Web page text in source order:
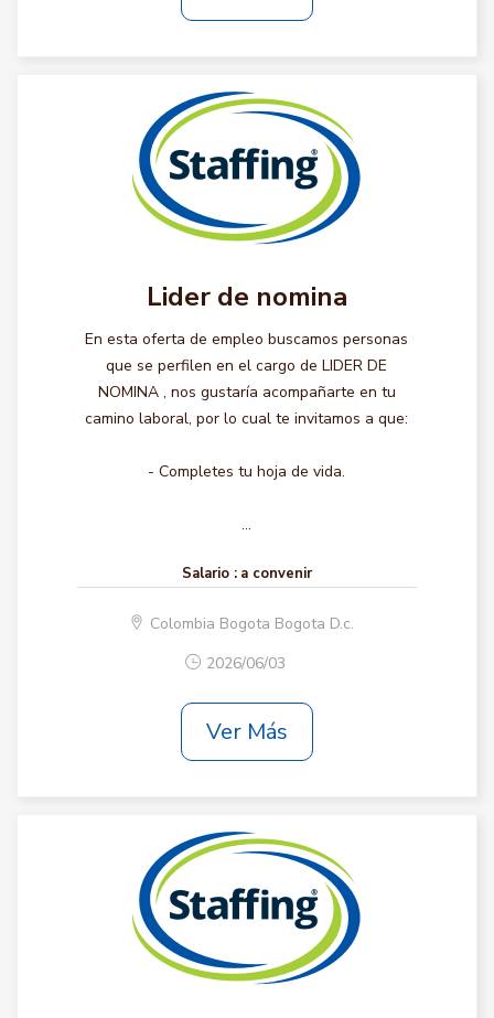
Lider de nomina
En esta oferta de empleo buscamos personas
que se perfilen en el cargo de LIDER DE
NOMINA , nos gustaría acompañarte en tu
camino laboral, por lo cual te invitamos a que:
- Completes tu hoja de vida.
...
Salario : a convenir
Colombia Bogota Bogota D.c.
2026/06/03
Ver Más